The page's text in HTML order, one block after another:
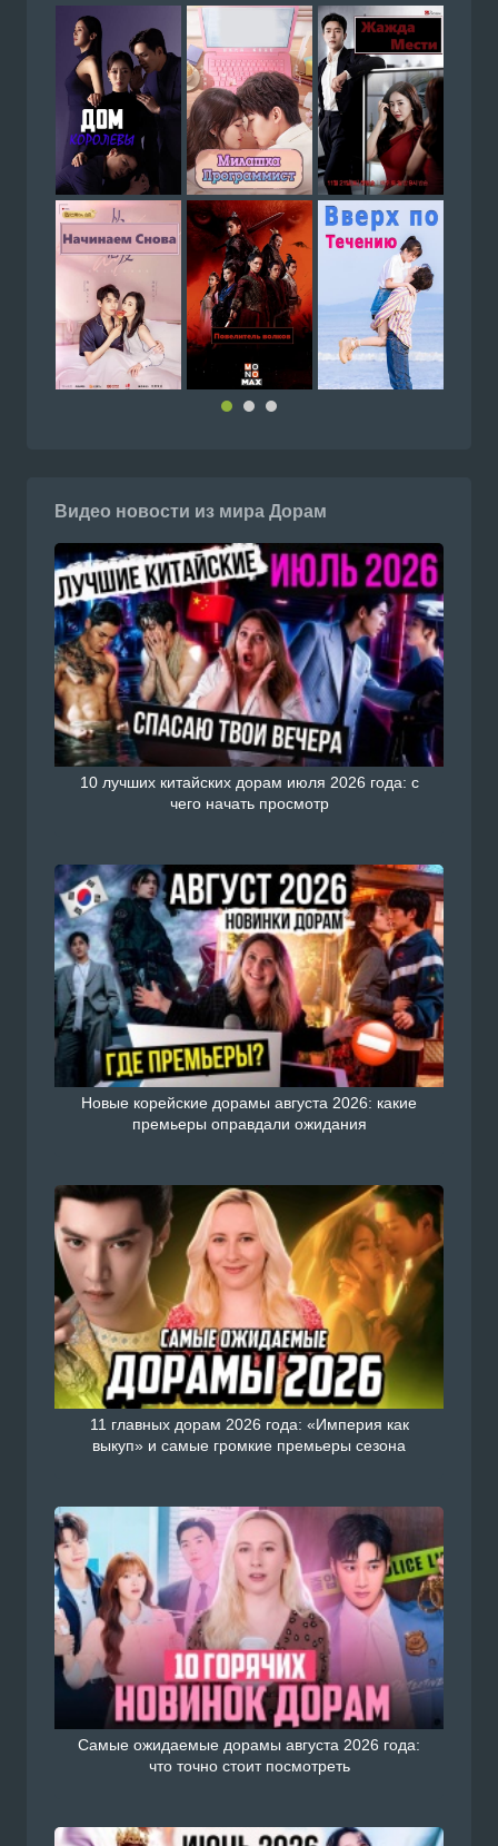
Видео новости из мира Дорам
10 лучших китайских дорам июля 2026 года: с
чего начать просмотр
Новые корейские дорамы августа 2026: какие
премьеры оправдали ожидания
11 главных дорам 2026 года: «Империя как
выкуп» и самые громкие премьеры сезона
Самые ожидаемые дорамы августа 2026 года:
что точно стоит посмотреть